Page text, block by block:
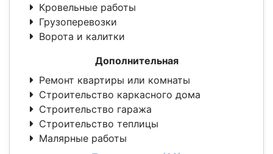
Кровельные работы
Грузоперевозки
Ворота и калитки
Дополнительная
Ремонт квартиры или комнаты
Строительство каркасного дома
Строительство гаража
Строительство теплицы
Малярные работы